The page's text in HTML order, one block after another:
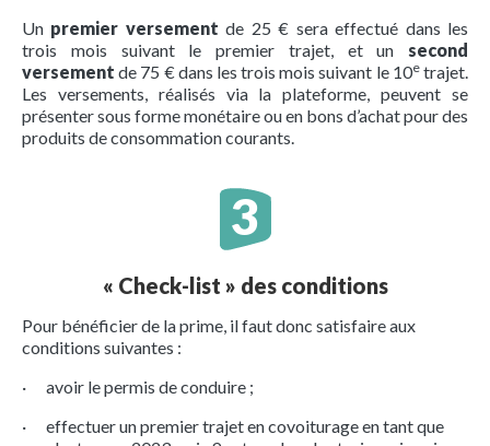
Un premier versement de 25 € sera effectué dans les
trois mois suivant le premier trajet, et un second
versement de 75 € dans les trois mois suivant le 10etrajet.
Les versements, réalisés via la plateforme, peuvent se
présenter sous forme monétaire ou en bons d’achat pour des
produits de consommation courants.
« Check-list » des conditions
Pour bénéficier de la prime, il faut donc satisfaire aux
conditions suivantes :
· avoir le permis de conduire ;
· effectuer un premier trajet en covoiturage en tant que